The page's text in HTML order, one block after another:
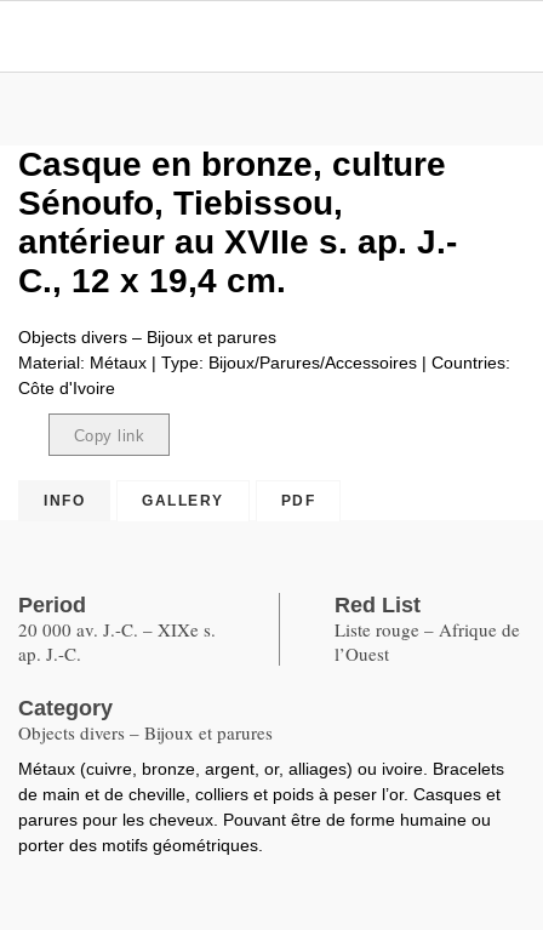
Casque en bronze, culture
Sénoufo, Tiebissou,
antérieur au XVIIe s. ap. J.-
C., 12 x 19,4 cm.
Objects divers – Bijoux et parures
Material: Métaux | Type: Bijoux/Parures/Accessoires | Countries:
Côte d'Ivoire
Copy link
INFO GALLERY PDF
Period
20 000 av. J.-C. – XIXe s.
ap. J.-C.
Red List
Liste rouge – Afrique de
l’Ouest
Category
Objects divers – Bijoux et parures
Métaux (cuivre, bronze, argent, or, alliages) ou ivoire. Bracelets
de main et de cheville, colliers et poids à peser l’or. Casques et
parures pour les cheveux. Pouvant être de forme humaine ou
porter des motifs géométriques.